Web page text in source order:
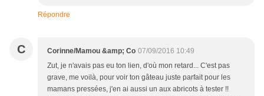
Répondre
C Corinne/Mamou &amp; Co 07/09/2016 10:49
Zut, je n'avais pas eu ton lien, d'où mon retard... C'est pas
grave, me voilà, pour voir ton gâteau juste parfait pour les
mamans pressées, j'en ai aussi un aux abricots à tester !!